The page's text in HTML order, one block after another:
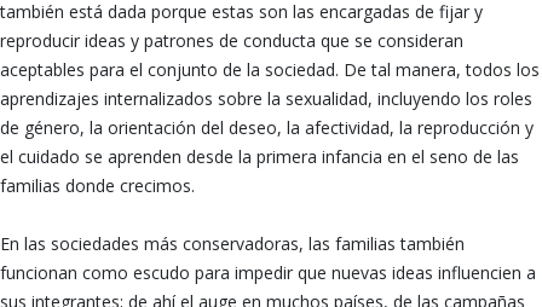
también está dada porque estas son las encargadas de fijar y
reproducir ideas y patrones de conducta que se consideran
aceptables para el conjunto de la sociedad. De tal manera, todos los
aprendizajes internalizados sobre la sexualidad, incluyendo los roles
de género, la orientación del deseo, la afectividad, la reproducción y
el cuidado se aprenden desde la primera infancia en el seno de las
familias donde crecimos.
En las sociedades más conservadoras, las familias también
funcionan como escudo para impedir que nuevas ideas influencien a
sus integrantes; de ahí el auge en muchos países, de las campañas